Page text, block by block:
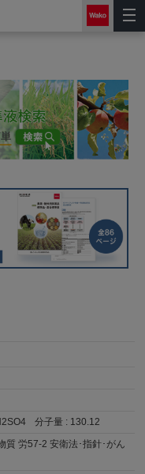
分子量 : 130.12
質 労57-2 安衛法･指針･がん